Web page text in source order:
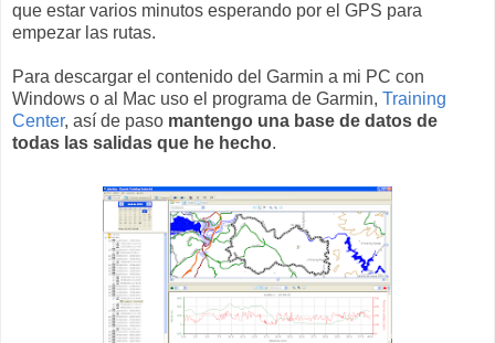
que estar varios minutos esperando por el GPS para
empezar las rutas.
Para descargar el contenido del Garmin a mi PC con
Windows o al Mac uso el programa de Garmin, Training
Center, así de paso mantengo una base de datos de
todas las salidas que he hecho.